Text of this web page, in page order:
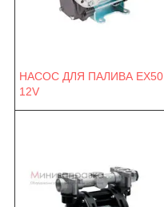
НАСОС ДЛЯ ПАЛИВА EX50
12V